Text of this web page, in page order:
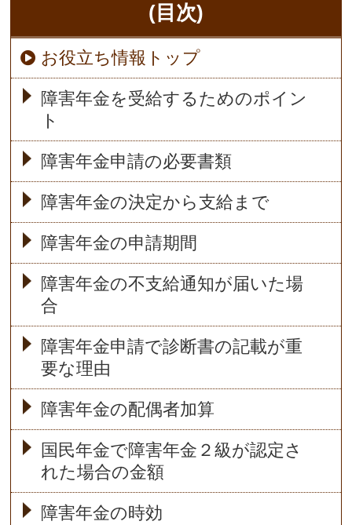
(目次)
お役立ち情報トップ
障害年金を受給するためのポイン
ト
障害年金申請の必要書類
障害年金の決定から支給まで
障害年金の申請期間
障害年金の不支給通知が届いた場
合
障害年金申請で診断書の記載が重
要な理由
障害年金の配偶者加算
国民年金で障害年金２級が認定さ
れた場合の金額
障害年金の時効